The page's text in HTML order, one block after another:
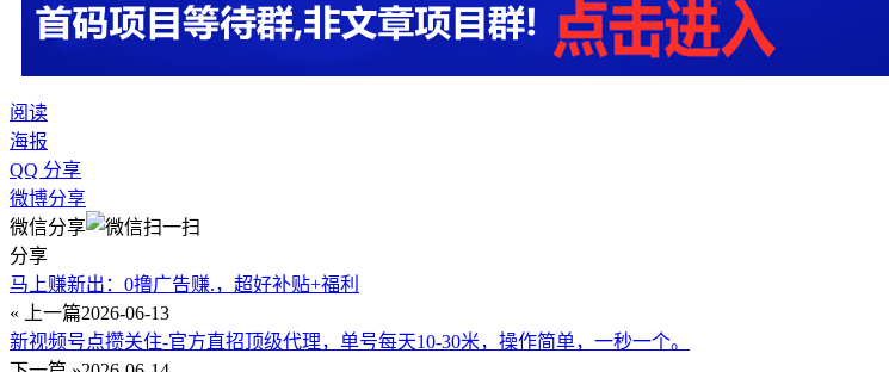
阅读
海报
QQ 分享
微博分享
微信分享
分享
马上赚新出：0撸广告赚.，超好补贴+福利
« 上一篇2026-06-13
新视频号点攒关住-官方直招顶级代理，单号每天10-30米，操作简单，一秒一个。